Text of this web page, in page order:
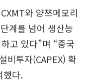
와 양쯔메모리
계를 넘어 생산능
고 있다”며 “중국
비투자(CAPEX) 확
했다.